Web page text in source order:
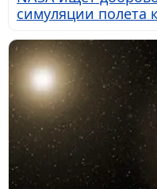
симуляции полета